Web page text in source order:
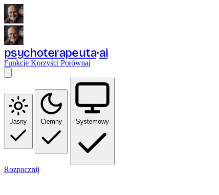
psychoterapeuta ai
Funkcje Korzyści Porównaj
Jasny Ciemny Systemowy
Rozpocznij